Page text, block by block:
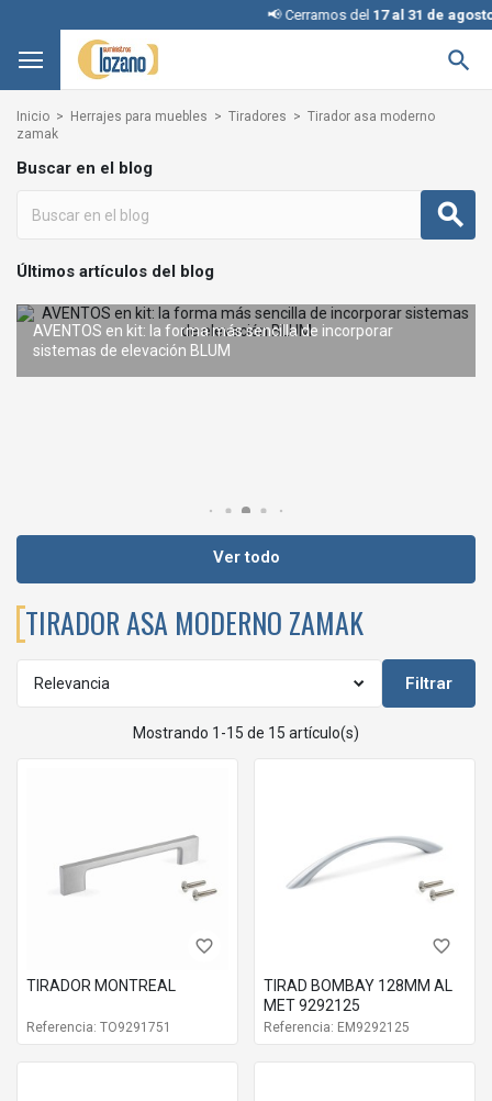
📢 Cerramos del17 al 31 de agosto,

Inicio Herrajes para muebles Tiradores
Tirador asa moderno
zamak
Buscar en el blog
Últimos artículos del blog
REVEGO de BLUM: el sistema de puertas escamoteables que
AVENTOS en kit: la forma más sencilla de incorporar
sistemas de elevación BLUM
Condena con llave: una solución inteligente y segura sin
Ver todo
TIRADOR ASA MODERNO ZAMAK
Relevancia Filtrar
Mostrando 1-15 de 15 artículo(s)
favorite_border
TIRADOR MONTREAL
Referencia: TO9291751
favorite_border
TIRAD BOMBAY 128MM AL
MET 9292125
Referencia: EM9292125